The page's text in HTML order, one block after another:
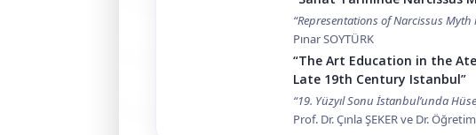
“Representations of Narcissus Myth
Pınar SOYTÜRK
“The Art Education in the
Late 19th Century Istanbul”
“19. Yüzyıl Sonu İstanbul’unda
Prof. Dr. Çınla ŞEKER ve Dr.